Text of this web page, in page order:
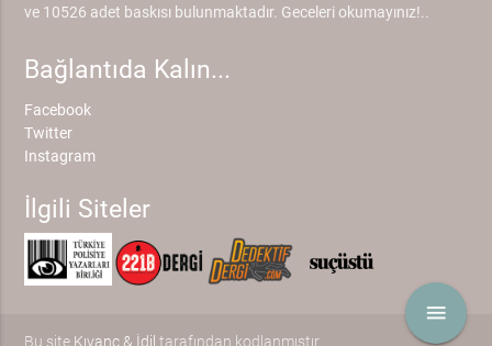
menu
ve 10526 adet baskısı bulunmaktadır. Geceleri okumayınız!..
Bağlantıda Kalın...
Facebook
Twitter
Instagram
İlgili Siteler
Bu site Kıvanç & İdil tarafından kodlanmıştır.